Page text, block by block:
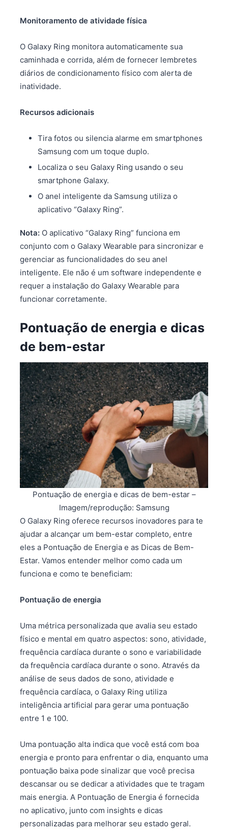
Monitoramento de atividade física
O Galaxy Ring monitora automaticamente sua
caminhada e corrida, além de fornecer lembretes
diários de condicionamento físico com alerta de
inatividade.
Recursos adicionais
Tira fotos ou silencia alarme em smartphones
Samsung com um toque duplo.
Localiza o seu Galaxy Ring usando o seu
smartphone Galaxy.
O anel inteligente da Samsung utiliza o
aplicativo “Galaxy Ring”.
Nota: O aplicativo “Galaxy Ring” funciona em
conjunto com o Galaxy Wearable para sincronizar e
gerenciar as funcionalidades do seu anel
inteligente. Ele não é um software independente e
requer a instalação do Galaxy Wearable para
funcionar corretamente.
Pontuação de energia e dicas
de bem-estar
Pontuação de energia e dicas de bem-estar –
Imagem/reprodução: Samsung
O Galaxy Ring oferece recursos inovadores para te
ajudar a alcançar um bem-estar completo, entre
eles a Pontuação de Energia e as Dicas de Bem-
Estar. Vamos entender melhor como cada um
funciona e como te beneficiam:
Pontuação de energia
Uma métrica personalizada que avalia seu estado
físico e mental em quatro aspectos: sono, atividade,
frequência cardíaca durante o sono e variabilidade
da frequência cardíaca durante o sono. Através da
análise de seus dados de sono, atividade e
frequência cardíaca, o Galaxy Ring utiliza
inteligência artificial para gerar uma pontuação
entre 1 e 100.
Uma pontuação alta indica que você está com boa
energia e pronto para enfrentar o dia, enquanto uma
pontuação baixa pode sinalizar que você precisa
descansar ou se dedicar a atividades que te tragam
mais energia. A Pontuação de Energia é fornecida
no aplicativo, junto com insights e dicas
personalizadas para melhorar seu estado geral.